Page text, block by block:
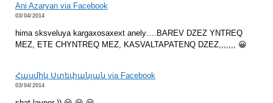
Ani Azaryan via Facebook
03/04/2014
hima sksveluya kargaxosaxext anely….BAREV DZEZ YNTREQ
MEZ, ETE CHYNTREQ MEZ, KASVALTAPATENQ DZEZ,,,,,,, 😀
Հասմիկ Ստեփանյան via Facebook
03/04/2014